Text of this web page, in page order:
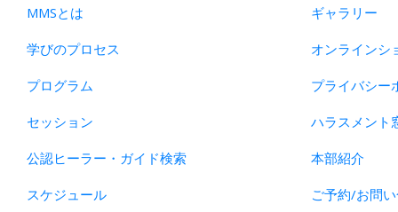
MMSとは
学びのプロセス
プログラム
セッション
公認ヒーラー・ガイド検索
スケジュール
ギャラリー
オンラインシ
プライバシー
ハラスメント
本部紹介
ご予約/お問